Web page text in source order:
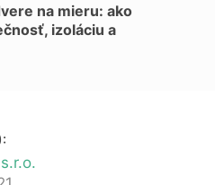
na mieru: ako
izoláciu a